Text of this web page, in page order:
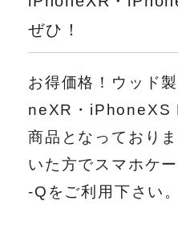
ぜひ！
お得価格！ウッド
neXR・iPhoneXS
商品となっており
いた方でスマホケ
-Qをご利用下さい。